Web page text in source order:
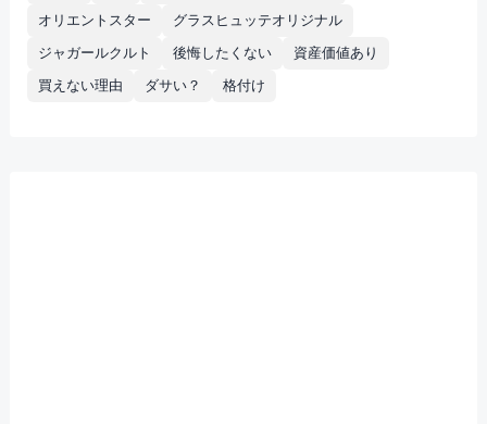
オリエントスター
グラスヒュッテオリジナル
ジャガールクルト
後悔したくない
資産価値あり
買えない理由
ダサい？ 格付け